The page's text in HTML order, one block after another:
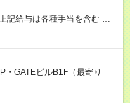
給与は各種手当を含む ◇毎
舗売上や入客人数などに応
・ポイントは6ヶ月に一度引
の施行月より適応、入社時
は、採用担当へお問い合わ
・GATEビルB1F（最寄り